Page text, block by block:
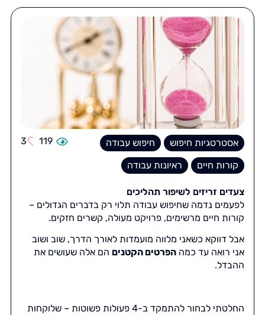
אסטרטגיות חיפוש
חיפוש עבודה
קורות חיים
ראיונות עבודה
119
3
צעדים זריזים לשיפור תהליכים
לפעמים נדמה שחיפוש עבודה תלוי רק בדברים הגדולים –
קורות חיים מרשימים, פרויקט מעולה, קשרים חזקים.
אבל דווקא כשאני מלווה מועמדות לאורך הדרך, שוב ושוב
אני רואה עד כמההפרטים הקטנים הם אלה שעושים את
ההבדל.
החלטתי לבחור להתמקד ב-4 פעולות פשוטות – שלוקחות